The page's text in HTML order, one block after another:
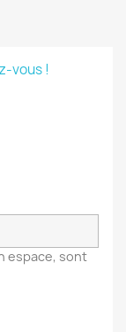
vous !
espace, sont